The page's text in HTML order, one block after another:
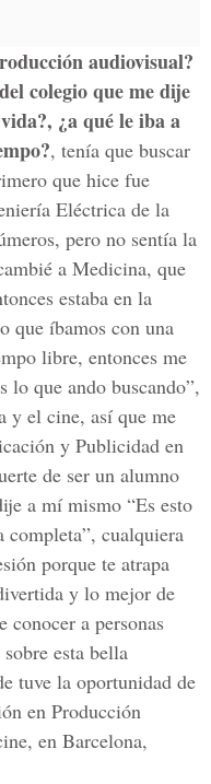
audiovisual?
colegio que me dije
¿a qué le iba a
, tenía que buscar
que hice fue
Eléctrica de la
pero no sentía la
a Medicina, que
estaba en la
que íbamos con una
libre, entonces me
lo que ando buscando”,
y el cine, así que me
y Publicidad en
de ser un alumno
a mí mismo “Es esto
cualquiera
porque te atrapa
y lo mejor de
conocer a personas
esta bella
tuve la oportunidad de
en Producción
en Barcelona,